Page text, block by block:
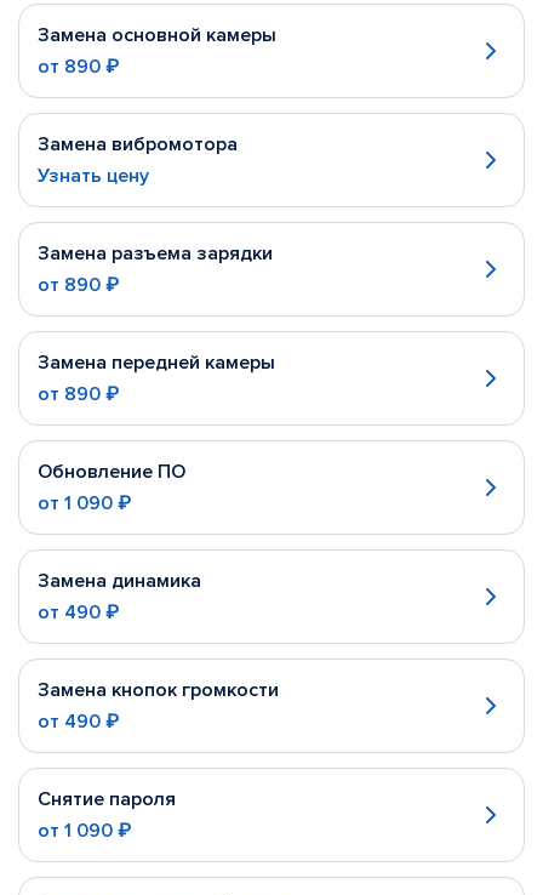
Замена основной камеры
от 890 ₽
Замена вибромотора
Узнать цену
Замена разъема зарядки
от 890 ₽
Замена передней камеры
от 890 ₽
Обновление ПО
от 1 090 ₽
Замена динамика
от 490 ₽
Замена кнопок громкости
от 490 ₽
Снятие пароля
от 1 090 ₽